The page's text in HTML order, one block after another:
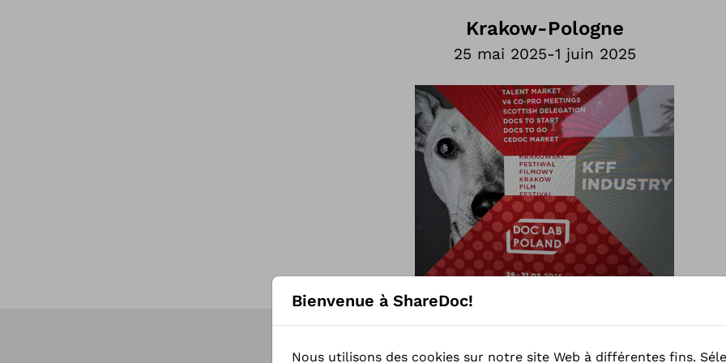
Krakow-Pologne
25 mai 2025-1 juin 2025
Bienvenue à ShareDoc!
Nous utilisons des cookies sur notre site Web à différentes fins.